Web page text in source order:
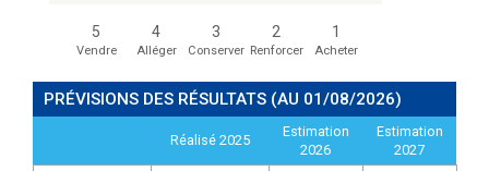
5 4 3 2 1
Vendre Alléger Conserver Renforcer Acheter
PRÉVISIONS DES RÉSULTATS (AU 01/08/2026)
Réalisé 2025
Estimation
2026
Estimation
2027